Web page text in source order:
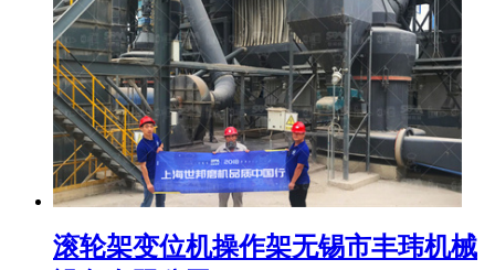
滚轮架变位机操作架无锡市丰玮机械